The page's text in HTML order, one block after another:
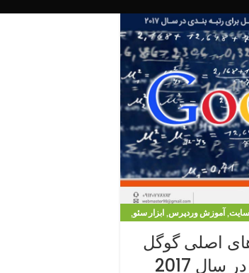
,آموزش وردپرس, ابزار سئو,
اصلی گوگل
2017